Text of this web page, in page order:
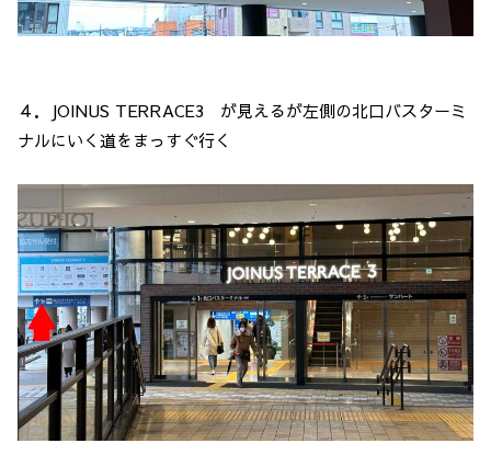
４．JOINUS TERRACE3 が見えるが左側の北口バスターミ
ナルにいく道をまっすぐ行く